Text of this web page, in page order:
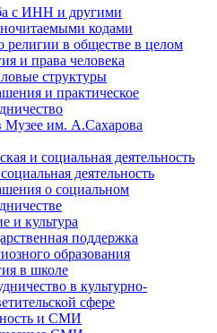
с ИНН и другими
кодами
религии в обществе в целом
и права человека
структуры
и практическое
Музее им. А.Сахарова
и социальная деятельность
деятельность
о социальном
и культура
поддержка
образования
в школе
в культурно-
сфере
и СМИ